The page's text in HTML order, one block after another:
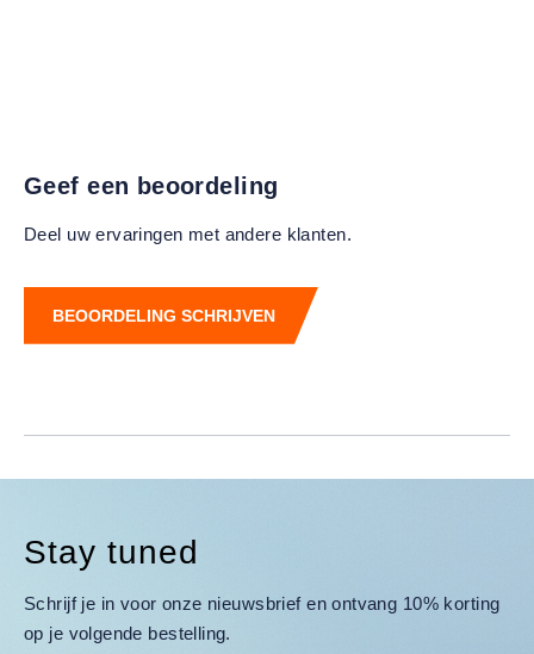
Geef een beoordeling
Deel uw ervaringen met andere klanten.
BEOORDELING SCHRIJVEN
Stay tuned
Schrijf je in voor onze nieuwsbrief en ontvang 10% korting
op je volgende bestelling.